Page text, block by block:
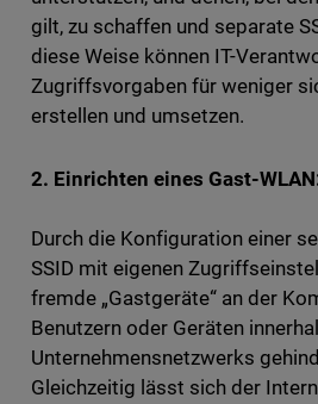
gilt, zu schaffen und separate
diese Weise können IT-
Zugriffsvorgaben für weniger
erstellen und umsetzen.
2. Einrichten eines Gast-
Durch die Konfiguration einer
SSID mit eigenen
fremde „Gastgeräte“ an der
Benutzern oder Geräten
Unternehmensnetzwerks
Gleichzeitig lässt sich der